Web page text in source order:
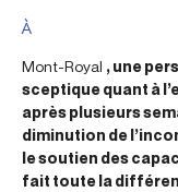
À
Mont-Royal , une
sceptique quant à
après plusieurs
diminution de
le soutien des
fait toute la